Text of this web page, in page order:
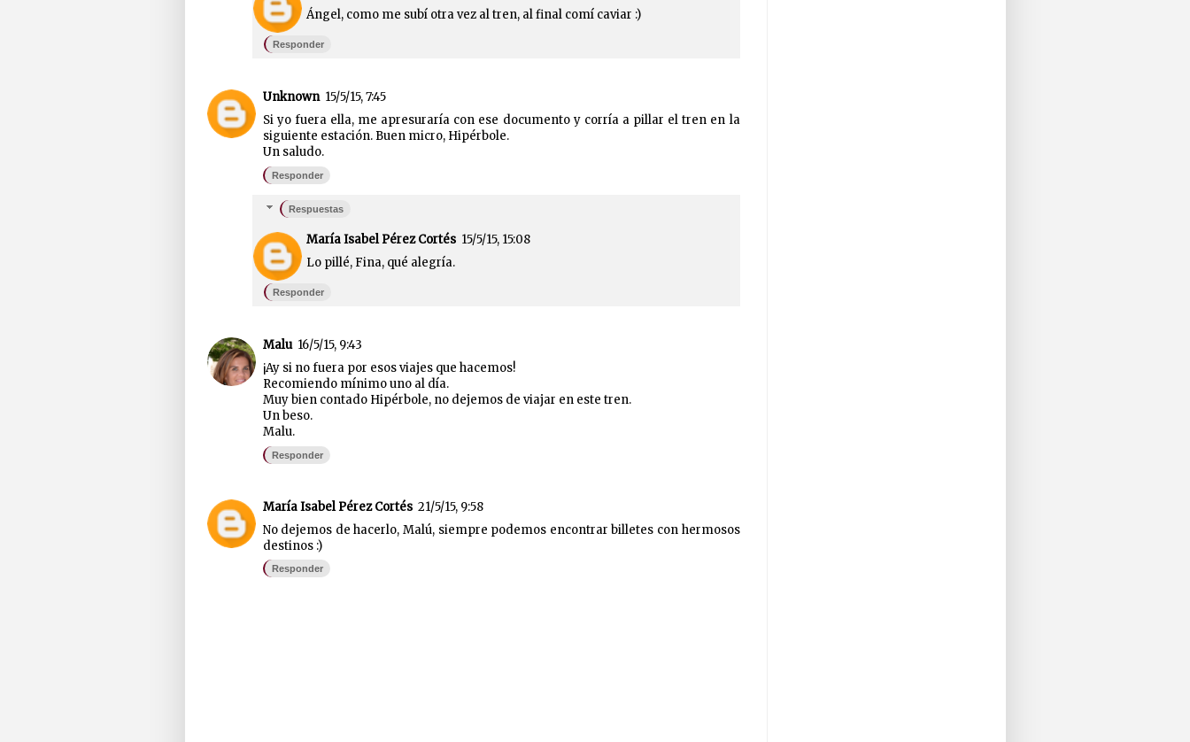
Ángel, como me subí otra vez al tren, al final comí caviar :)
Responder
Unknown 15/5/15, 7:45
Si yo fuera ella, me apresuraría con ese documento y corría a pillar el tren en la
siguiente estación. Buen micro, Hipérbole.
Un saludo.
Responder
Respuestas
María Isabel Pérez Cortés 15/5/15, 15:08
Lo pillé, Fina, qué alegría.
Responder
Malu 16/5/15, 9:43
¡Ay si no fuera por esos viajes que hacemos!
Recomiendo mínimo uno al día.
Muy bien contado Hipérbole, no dejemos de viajar en este tren.
Un beso.
Malu.
Responder
María Isabel Pérez Cortés 21/5/15, 9:58
No dejemos de hacerlo, Malú, siempre podemos encontrar billetes con hermosos
destinos :)
Responder